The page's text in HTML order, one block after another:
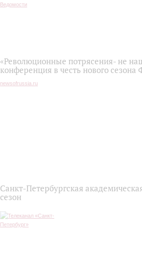
«Революционные потрясения- не
конференция в честь нового
newsofrussia.ru
Санкт-Петербургская
сезон